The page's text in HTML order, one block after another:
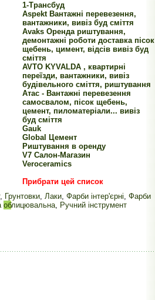
1-Трансбуд
Aspekt Вантажні перевезення,
вантажники, вивіз буд сміття
Avaks Оренда риштування,
демонтажні роботи доставка пісок
щебень, цимент, відсів вивіз буд
сміття
AVTO KYVALDA , квартирні
переїзди, вантажники, вивіз
будівельного сміття, риштування
Aтас - Вантажні перевезення
самосвалом, пісок щебень,
цемент, пиломатеріали... вивіз
буд сміття
Gauk
Global Цемент
Pиштування в оренду
V7 Салон-Магазин
Veroceramics
Прибрати цей список
, Грунтовки, Лаки, Фарби інтер'єрні, Фарби
облицювальна, Ручний інструмент